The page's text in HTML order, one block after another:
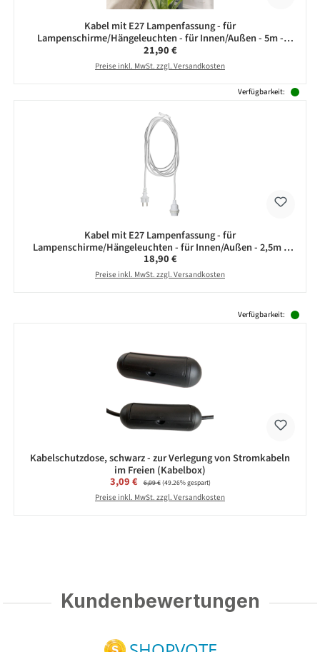
Kabel mit E27 Lampenfassung - für
Lampenschirme/Hängeleuchten - für Innen/Außen - 5m -
weiß
Regulärer Preis:
21,90 €
Preise inkl. MwSt. zzgl. Versandkosten
Verfügbarkeit:
Kabel mit E27 Lampenfassung - für
Lampenschirme/Hängeleuchten - für Innen/Außen - 2,5m -
weiß
Regulärer Preis:
18,90 €
Preise inkl. MwSt. zzgl. Versandkosten
Verfügbarkeit:
Kabelschutzdose, schwarz - zur Verlegung von Stromkabeln
im Freien (Kabelbox)
Verkaufspreis:
3,09 € Regulärer Preis:
6,09 €(49.26% gespart)
Preise inkl. MwSt. zzgl. Versandkosten
Kundenbewertungen